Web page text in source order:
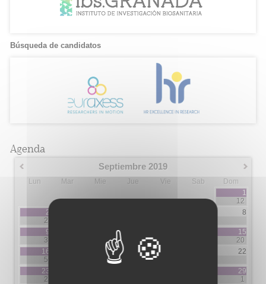
Búsqueda de candidatos
Agenda
Septiembre 2019
Lun Mar Mie Jue Vie Sab
Dom
1
12
2
2
8
9
3
3
3
15
20
16
5
18
1
19
1
22
23
2
29
1